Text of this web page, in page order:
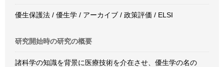
優生保護法 / 優生学 / アーカイブ / 政策評価 / ELSI
研究開始時の研究の概要
諸科学の知識を背景に医療技術を介在させ、優生学の名の